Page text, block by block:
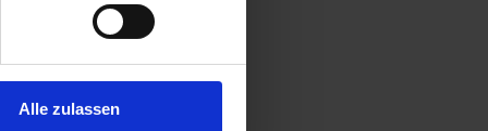
Alle zulassen